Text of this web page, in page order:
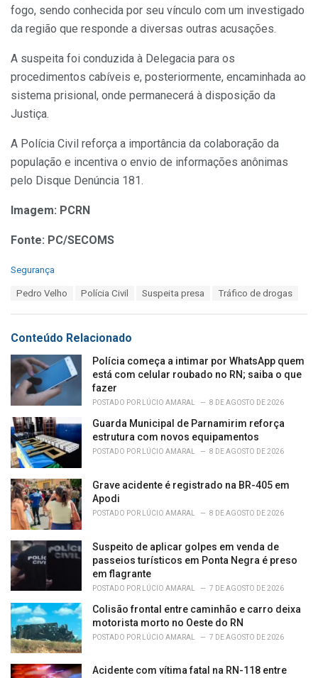
fogo, sendo conhecida por seu vínculo com um investigado
da região que responde a diversas outras acusações.
A suspeita foi conduzida à Delegacia para os
procedimentos cabíveis e, posteriormente, encaminhada ao
sistema prisional, onde permanecerá à disposição da
Justiça.
A Polícia Civil reforça a importância da colaboração da
população e incentiva o envio de informações anônimas
pelo Disque Denúncia 181.
Imagem: PCRN
Fonte: PC/SECOMS
C
o
r
i
s
:
Segurança
:
Pedro Velho Polícia Civil Suspeita presa Tráfico de drogas
Conteúdo Relacionado
Polícia começa a intimar por WhatsApp quem
está com celular roubado no RN; saiba o que
fazer
POSTADO POR LÚCIO AMARAL 8 DE AGOSTO DE 2026
Guarda Municipal de Parnamirim reforça
estrutura com novos equipamentos
POSTADO POR LÚCIO AMARAL 8 DE AGOSTO DE 2026
Grave acidente é registrado na BR-405 em
Apodi
POSTADO POR LÚCIO AMARAL 8 DE AGOSTO DE 2026
Suspeito de aplicar golpes em venda de
passeios turísticos em Ponta Negra é preso
em flagrante
POSTADO POR LÚCIO AMARAL 7 DE AGOSTO DE 2026
Colisão frontal entre caminhão e carro deixa
motorista morto no Oeste do RN
POSTADO POR LÚCIO AMARAL 7 DE AGOSTO DE 2026
Acidente com vítima fatal na RN-118 entre